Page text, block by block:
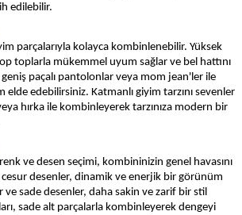
edilebilir.
parçalarıyla kolayca kombinlenebilir. Yüksek
toplarla mükemmel uyum sağlar ve bel hattını
geniş paçalı pantolonlar veya mom jean'ler ile
elde edebilirsiniz. Katmanlı giyim tarzını sevenler
hırka ile kombinleyerek tarzınıza modern bir
ve desen seçimi, kombininizin genel havasını
cesur desenler, dinamik ve enerjik bir görünüm
sade desenler, daha sakin ve zarif bir stil
sade alt parçalarla kombinleyerek dengeyi